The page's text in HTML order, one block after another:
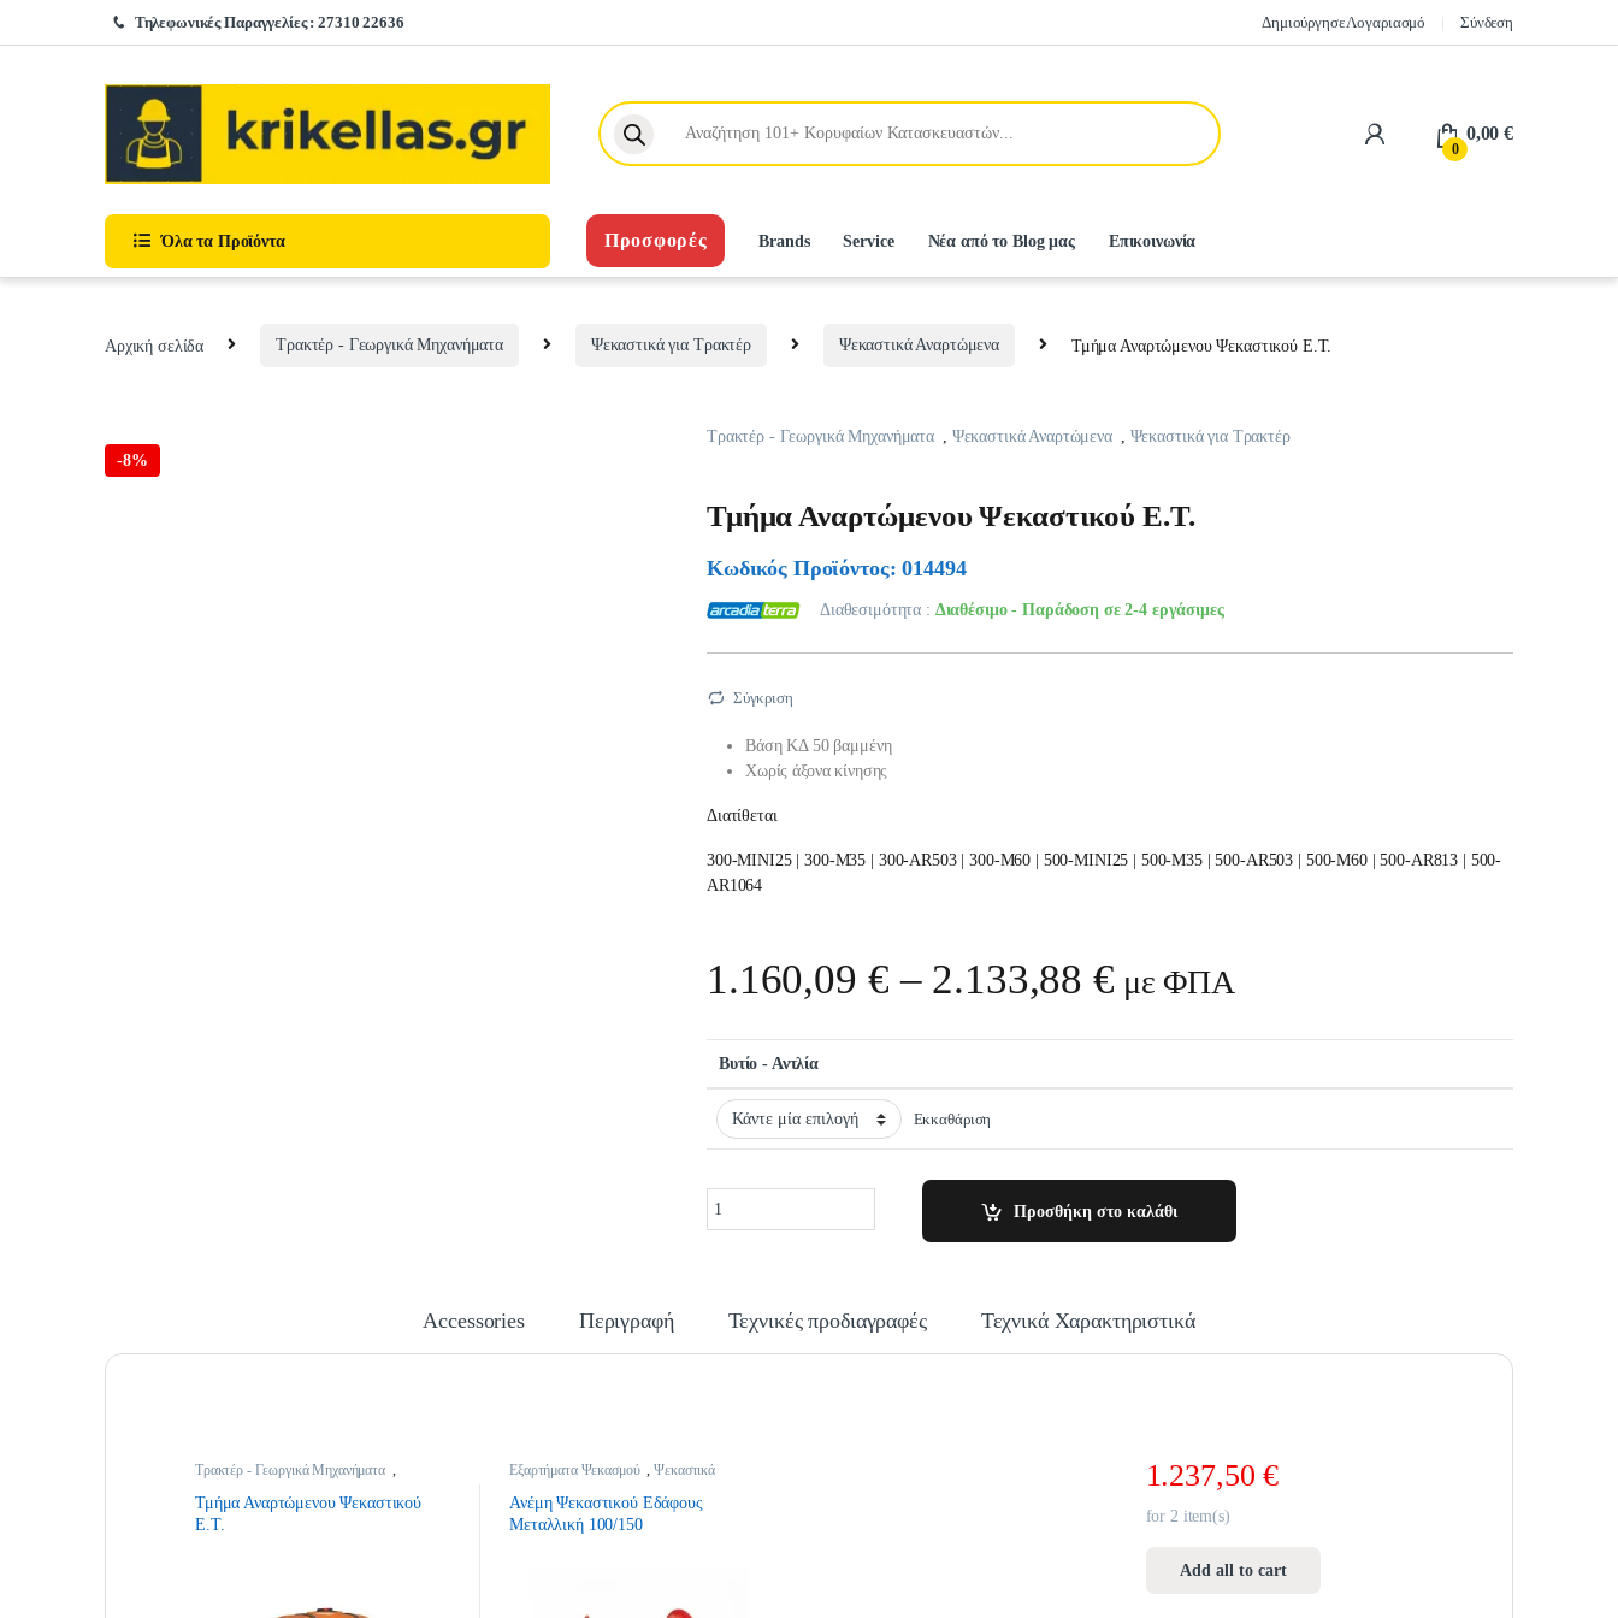
Skip to navigation
Τηλεφωνικές Παραγγελίες : 27310 22636 Δημιούργησε Λογαριασμό Σύνδεση
Products search
0
0,00€
Όλα τα Προϊόντα Προσφορές Brands Service Νέα από το Blog μας Επικοινωνία
Αρχική σελίδα Τρακτέρ - Γεωργικά Μηχανήματα Ψεκαστικά για Τρακτέρ Ψεκαστικά Αναρτώμενα Τμήμα Αναρτώμενου Ψεκαστικού Ε.Τ.
-8%
Τρακτέρ - Γεωργικά Μηχανήματα , Ψεκαστικά Αναρτώμενα , Ψεκαστικά για Τρακτέρ
Τμήμα Αναρτώμενου Ψεκαστικού Ε.Τ.
Κωδικός Προϊόντος: 014494
Διαθεσιμότητα : Διαθέσιμο - Παράδοση σε 2-4 εργάσιμες
Σύγκριση
Βάση ΚΔ 50 βαμμένη
Χωρίς άξονα κίνησης
Διατίθεται
300-ΜΙΝΙ25 | 300-Μ35 | 300-AR503 | 300-M60 | 500-MINI25 | 500-M35 | 500-AR503 | 500-M60 | 500-AR813 | 500-
AR1064
1.160,09 € – 2.133,88 €Price range: 1.160,09 €
με ΦΠΑ
Βυτίο - Αντλία
Εκκαθάριση
Προσθήκη στο καλάθι
Accessories Περιγραφή Τεχνικές προδιαγραφές Τεχνικά Χαρακτηριστικά
Τρακτέρ - Γεωργικά Μηχανήματα ,
Τρακτέρ
Τμήμα Αναρτώμενου Ψεκαστικού
Ε.Τ.
Εξαρτήματα Ψεκασμού ,Ψεκαστικά
Ανέμη Ψεκαστικού Εδάφους
Μεταλλική 100/150
1.237,50€
for 2 item(s)
Add all to cart